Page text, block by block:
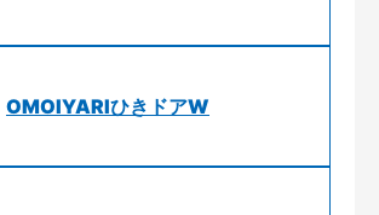
OMOIYARIひきドアW